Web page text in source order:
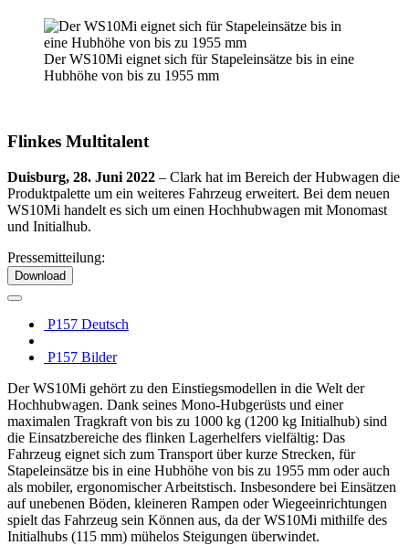
Der WS10Mi eignet sich für Stapeleinsätze bis in eine
Hubhöhe von bis zu 1955 mm
Flinkes Multitalent
Duisburg, 28. Juni 2022 – Clark hat im Bereich der Hubwagen die
Produktpalette um ein weiteres Fahrzeug erweitert. Bei dem neuen
WS10Mi handelt es sich um einen Hochhubwagen mit Monomast
und Initialhub.
Pressemitteilung:
Download
P157 Deutsch
P157 Bilder
Der WS10Mi gehört zu den Einstiegsmodellen in die Welt der
Hochhubwagen. Dank seines Mono-Hubgerüsts und einer
maximalen Tragkraft von bis zu 1000 kg (1200 kg Initialhub) sind
die Einsatzbereiche des flinken Lagerhelfers vielfältig: Das
Fahrzeug eignet sich zum Transport über kurze Strecken, für
Stapeleinsätze bis in eine Hubhöhe von bis zu 1955 mm oder auch
als mobiler, ergonomischer Arbeitstisch. Insbesondere bei Einsätzen
auf unebenen Böden, kleineren Rampen oder Wiegeeinrichtungen
spielt das Fahrzeug sein Können aus, da der WS10Mi mithilfe des
Initialhubs (115 mm) mühelos Steigungen überwindet.